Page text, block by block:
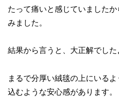
たって痛いと感じていました
みました。
結果から言うと、大正解でした
まるで分厚い絨毯の上にいる
込むような安心感があります。